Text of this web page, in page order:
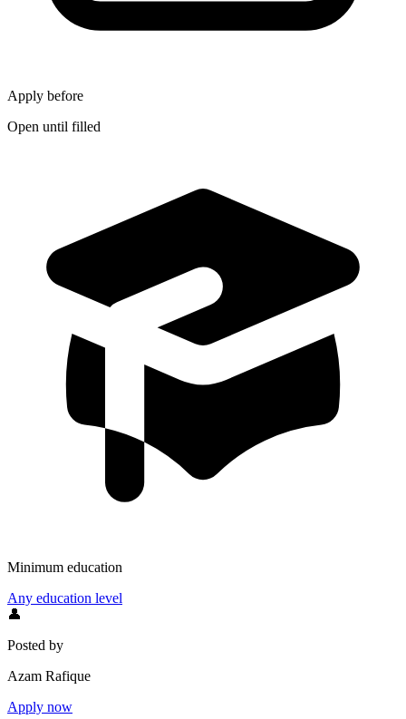
Apply before
Open until filled
Minimum education
Any education level
👤
Posted by
Azam Rafique
Apply now